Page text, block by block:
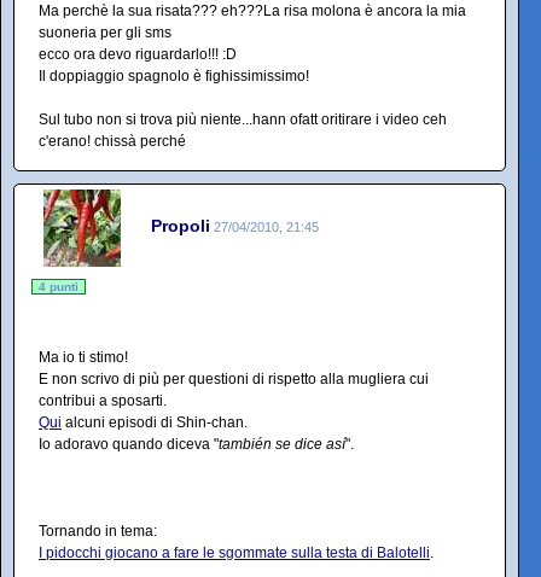
Ma perchè la sua risata??? eh???La risa molona è ancora la mia
suoneria per gli sms
ecco ora devo riguardarlo!!! :D
Il doppiaggio spagnolo è fighissimissimo!
Sul tubo non si trova più niente...hann ofatt oritirare i video ceh
c'erano! chissà perché
Propoli 27/04/2010, 21:45
4 punti
Ma io ti stimo!
E non scrivo di più per questioni di rispetto alla mugliera cui
contribui a sposarti.
Qui alcuni episodi di Shin-chan.
Io adoravo quando diceva "también se dice así".
Tornando in tema:
I pidocchi giocano a fare le sgommate sulla testa di Balotelli